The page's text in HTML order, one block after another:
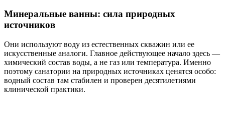
Минеральные ванны: сила природных
источников
Они используют воду из естественных скважин или ее
искусственные аналоги. Главное действующее начало здесь —
химический состав воды, а не газ или температура. Именно
поэтому санатории на природных источниках ценятся особо:
водный состав там стабилен и проверен десятилетиями
клинической практики.